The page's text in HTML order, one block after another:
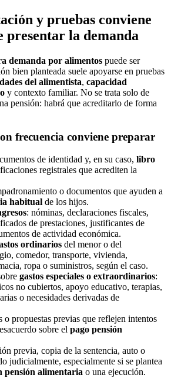
y pruebas conviene
presentar la demanda
demanda por alimentos puede ser
bien planteada suele apoyarse en pruebas
del alimentista, capacidad
y contexto familiar. No se trata solo de
pensión: habrá que acreditarlo de forma
frecuencia conviene preparar
de identidad y, en su caso, libro
registrales que acrediten la
o documentos que ayuden a
habitual de los hijos.
: nóminas, declaraciones fiscales,
de prestaciones, justificantes de
de actividad económica.
ordinarios del menor o del
comedor, transporte, vivienda,
ropa o suministros, según el caso.
gastos especiales o extraordinarios:
no cubiertos, apoyo educativo, terapias,
o necesidades derivadas de
o propuestas previas que reflejen intentos
sobre el pago pensión
previa, copia de la sentencia, auto o
judicialmente, especialmente si se plantea
pensión alimentaria o una ejecución.